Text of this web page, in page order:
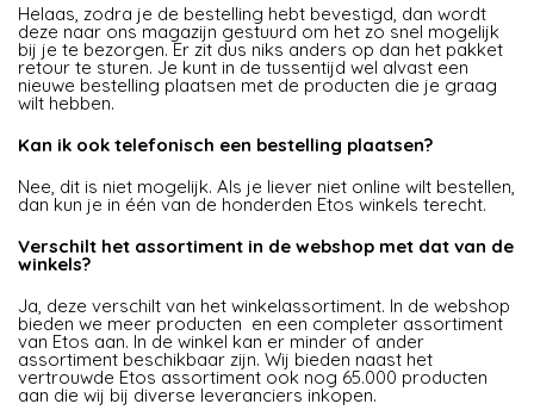
Helaas, zodra je de bestelling hebt bevestigd, dan wordt
deze naar ons magazijn gestuurd om het zo snel mogelijk
bij je te bezorgen. Er zit dus niks anders op dan het pakket
retour te sturen. Je kunt in de tussentijd wel alvast een
nieuwe bestelling plaatsen met de producten die je graag
wilt hebben.
Kan ik ook telefonisch een bestelling plaatsen?
Nee, dit is niet mogelijk. Als je liever niet online wilt bestellen,
dan kun je in één van de honderden Etos winkels terecht.
Verschilt het assortiment in de webshop met dat van de
winkels?
Ja, deze verschilt van het winkelassortiment. In de webshop
bieden we meer producten en een completer assortiment
van Etos aan. In de winkel kan er minder of ander
assortiment beschikbaar zijn. Wij bieden naast het
vertrouwde Etos assortiment ook nog 65.000 producten
aan die wij bij diverse leveranciers inkopen.